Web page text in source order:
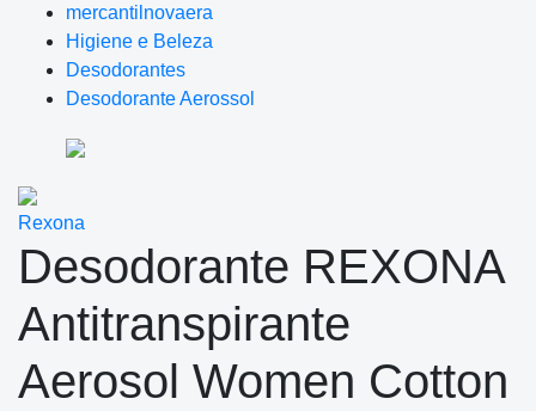
mercantilnovaera
Higiene e Beleza
Desodorantes
Desodorante Aerossol
Rexona
Desodorante REXONA
Antitranspirante
Aerosol Women Cotton